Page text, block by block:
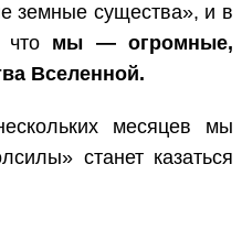
земные существа», и в
что мы — огромные,
Вселенной.
месяцев мы
станет казаться